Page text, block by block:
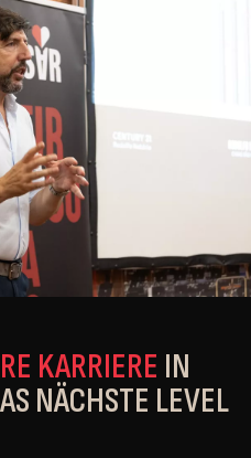
KARRIERE IN
NÄCHSTE LEVEL